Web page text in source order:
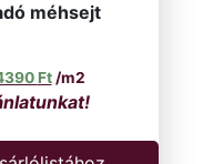
méhsejt
was: 4990 Ft.
FtCurrent price is:
/m2